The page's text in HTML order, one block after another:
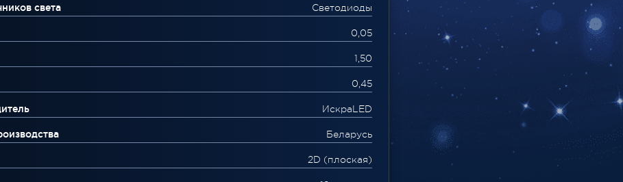
света Светодиоды
0,05
1,50
0,45
ИскраLED
Беларусь
2D (плоская)